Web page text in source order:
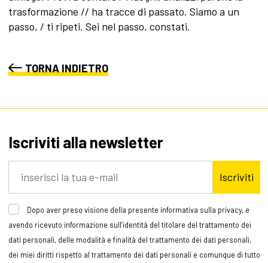
trasformazione // ha tracce di passato. Siamo a un
passo, / ti ripeti. Sei nel passo, constati.
TORNA INDIETRO
Iscriviti alla newsletter
Iscriviti
Dopo aver preso visione della presente informativa sulla privacy, e
avendo ricevuto informazione sull’identità del titolare del trattamento dei
dati personali, delle modalità e finalità del trattamento dei dati personali,
dei miei diritti rispetto al trattamento dei dati personali e comunque di tutto